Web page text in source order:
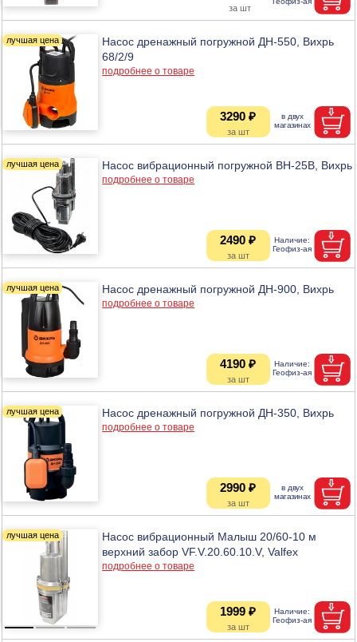
Насос дренажный погружной ДН-550, Вихрь
68/2/9
подробнее о товаре
3290 ₽
Насос вибрационный погружной ВН-25В, Вихрь
подробнее о товаре
2490 ₽
Насос дренажный погружной ДН-900, Вихрь
подробнее о товаре
4190 ₽
Насос дренажный погружной ДН-350, Вихрь
подробнее о товаре
2990 ₽
Насос вибрационный Малыш 20/60-10 м
верхний забор VF.V.20.60.10.V, Valfex
подробнее о товаре
1999 ₽